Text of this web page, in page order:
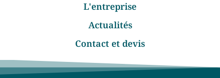
L'entreprise
Actualités
Contact et devis